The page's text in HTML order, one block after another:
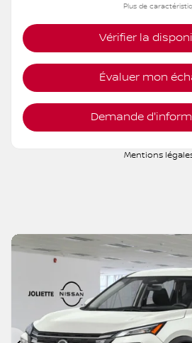
Plus de
Vérifier la
Évaluer mon
Demande
Mentions